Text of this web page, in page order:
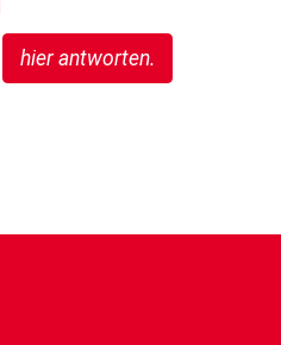
hier antworten.